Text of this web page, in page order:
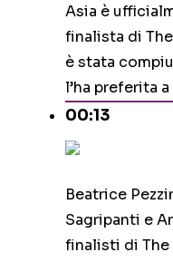
Asia è
finalista di
è stata
l’ha preferita
00:13
Beatrice
Sagripanti e
finalisti di The